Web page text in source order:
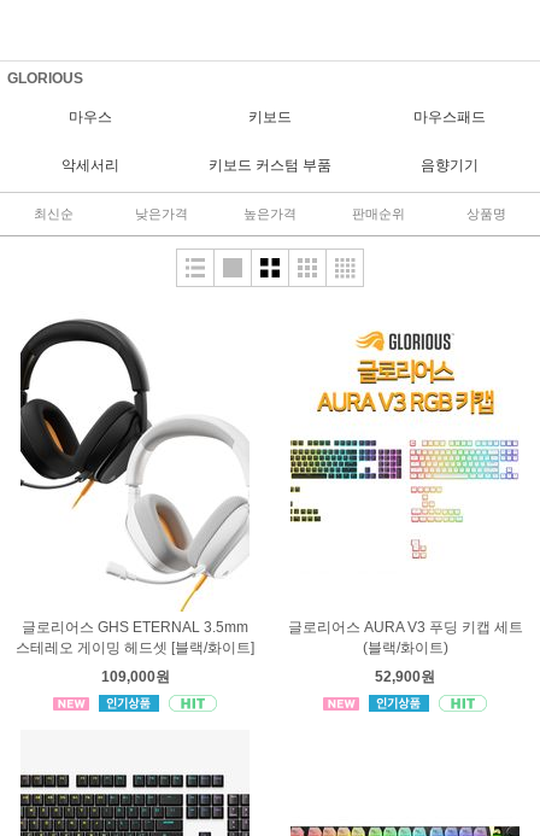
GLORIOUS
마우스 키보드 마우스패드
악세서리 키보드 커스텀 부품 음향기기
최신순 낮은가격 높은가격 판매순위 상품명
글로리어스 GHS ETERNAL 3.5mm
스테레오 게이밍 헤드셋 [블랙/화이트]
109,000원
글로리어스 AURA V3 푸딩 키캡 세트
(블랙/화이트)
52,900원